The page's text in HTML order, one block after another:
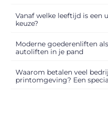
Vanaf welke leeftijd is een
keuze?
Moderne goederenliften
autoliften in je pand
Waarom betalen veel
printomgeving? Een